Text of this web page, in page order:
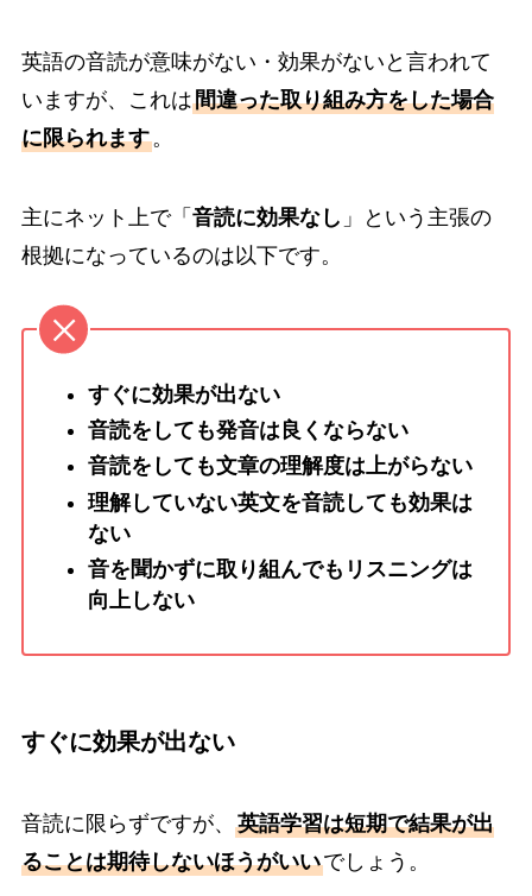
英語の音読が意味がない・効果がないと言われて
いますが、これは間違った取り組み方をした場合
に限られます。
主にネット上で「 音読に効果なし 」という主張の
根拠になっているのは以下です。
すぐに効果が出ない
音読をしても発音は良くならない
音読をしても文章の理解度は上がらない
理解していない英文を音読しても効果は
ない
音を聞かずに取り組んでもリスニングは
向上しない
すぐに効果が出ない
音読に限らずですが、 英語学習は短期で結果が出
ることは期待しないほうがいいでしょう。